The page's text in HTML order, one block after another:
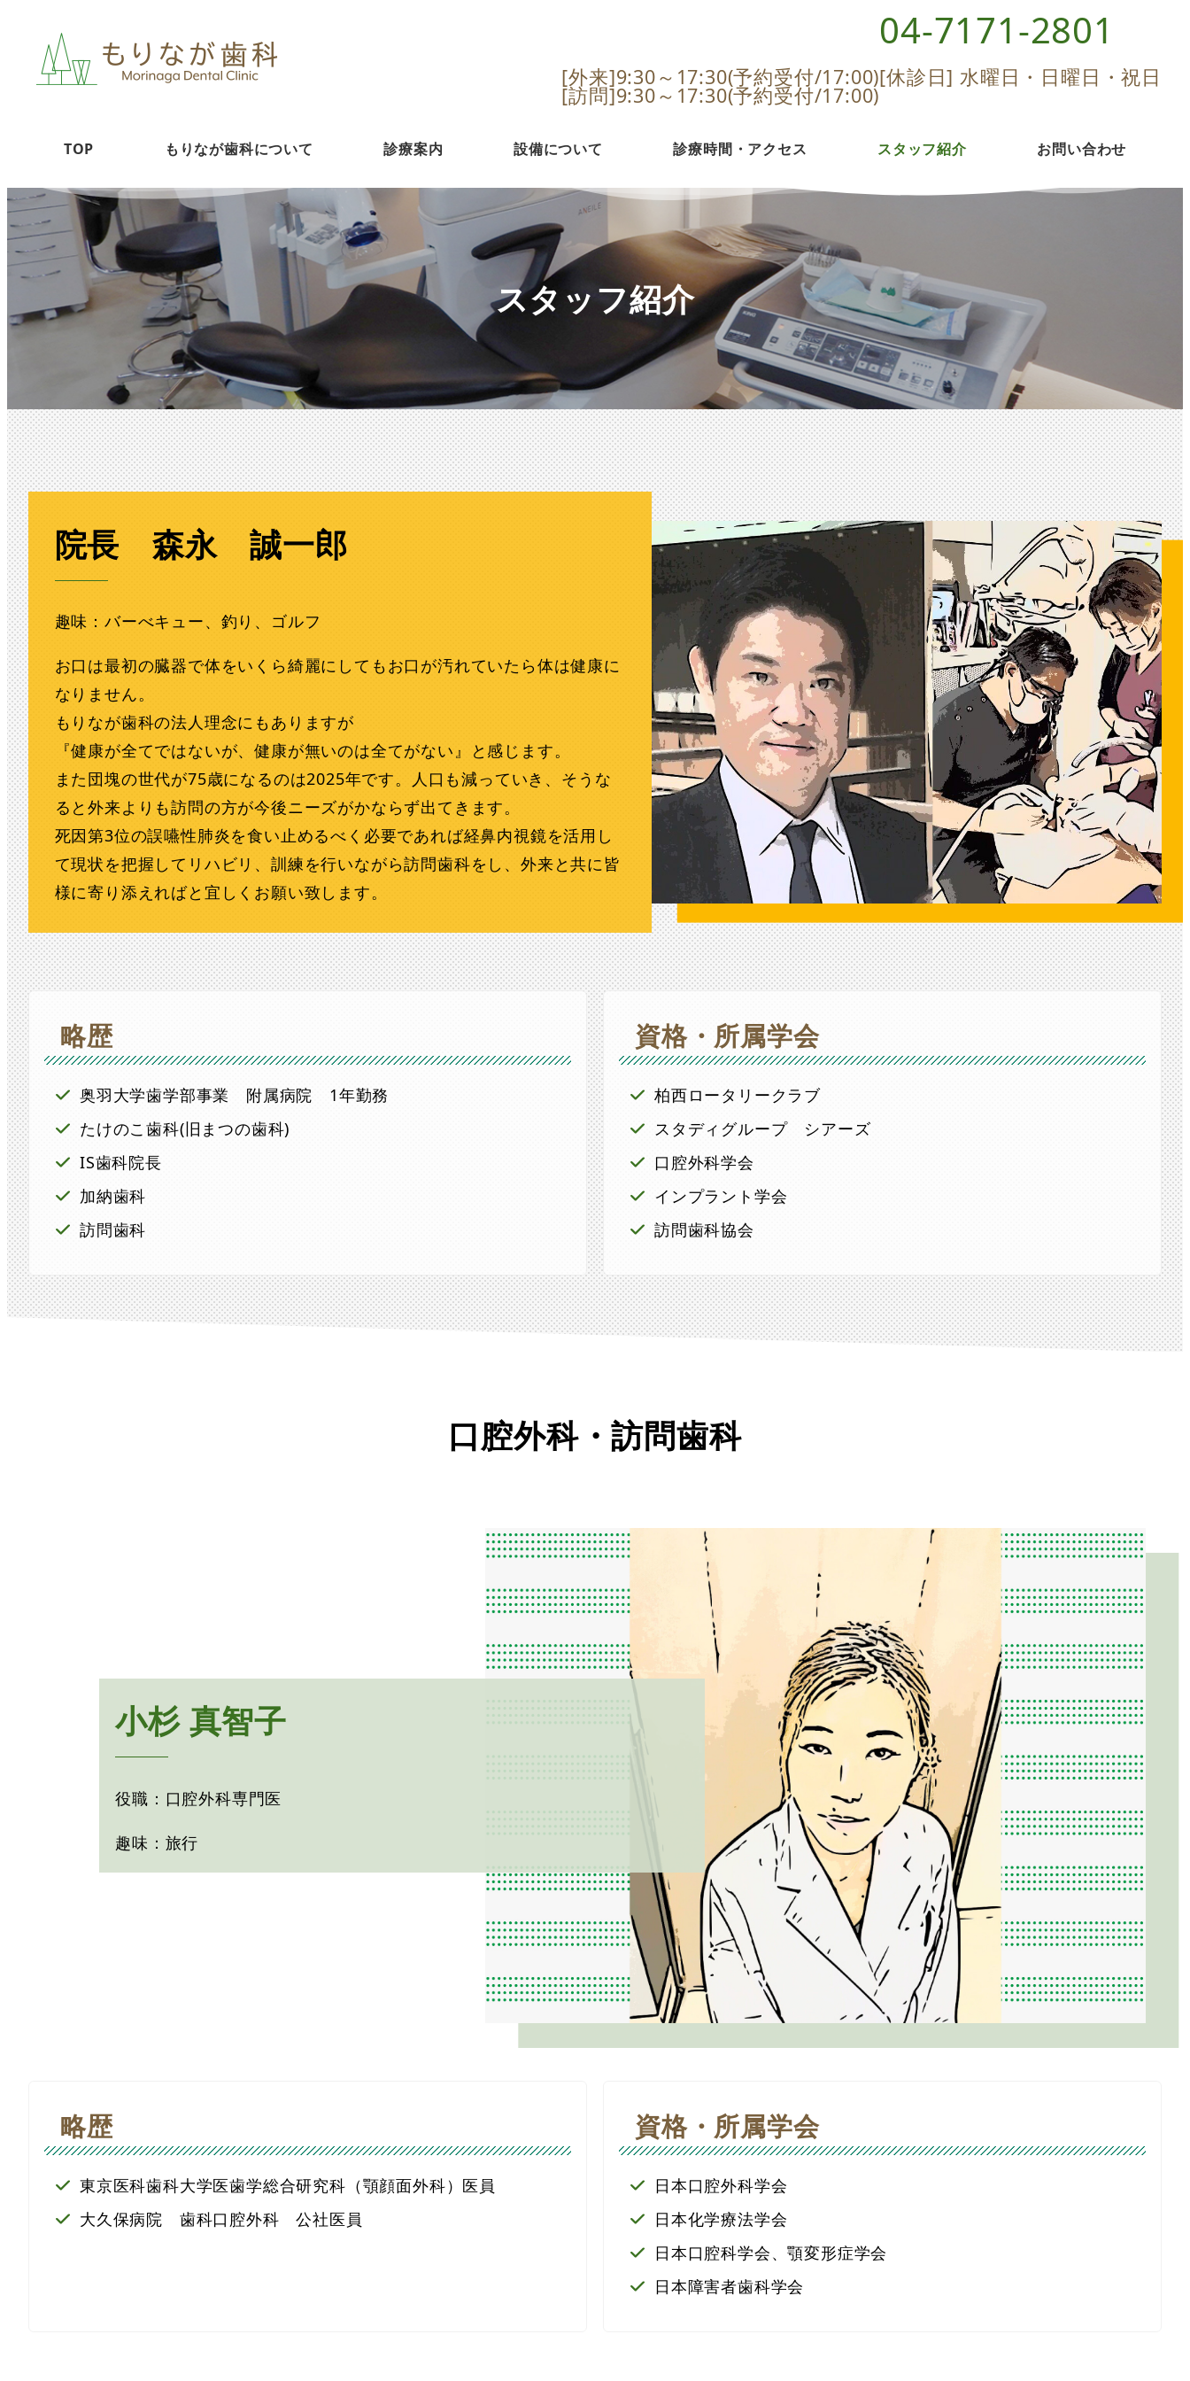
[外来]9:30～17:30(予約受付/17:00)
[訪問]9:30～17:30(予約受付/17:00)
04-7171-2801
[休診日] 水曜日・日曜日・祝日
TOP もりなが歯科について 診療案内 設備について 診療時間・アクセス スタッフ紹介 お問い合わせ
スタッフ紹介
院長 森永 誠一郎
趣味：バーべキュー、釣り、ゴルフ
お口は最初の臓器で体をいくら綺麗にしてもお口が汚れていたら体は健康に
なりません。
もりなが歯科の法人理念にもありますが
『健康が全てではないが、健康が無いのは全てがない』と感じます。
また団塊の世代が75歳になるのは2025年です。人口も減っていき、そうな
ると外来よりも訪問の方が今後ニーズがかならず出てきます。
死因第3位の誤嚥性肺炎を食い止めるべく必要であれば経鼻内視鏡を活用し
て現状を把握してリハビリ、訓練を行いながら訪問歯科をし、外来と共に皆
様に寄り添えればと宜しくお願い致します。
略歴
奥羽大学歯学部事業 附属病院 1年勤務
たけのこ歯科(旧まつの歯科)
IS歯科院長
加納歯科
訪問歯科
資格・所属学会
柏西ロータリークラブ
スタディグループ シアーズ
口腔外科学会
インプラント学会
訪問歯科協会
口腔外科・訪問歯科
小杉 真智子
役職：口腔外科専門医
趣味：旅行
略歴
東京医科歯科大学医歯学総合研究科（顎顔面外科）医員
大久保病院 歯科口腔外科 公社医員
資格・所属学会
日本口腔外科学会
日本化学療法学会
日本口腔科学会、顎変形症学会
日本障害者歯科学会